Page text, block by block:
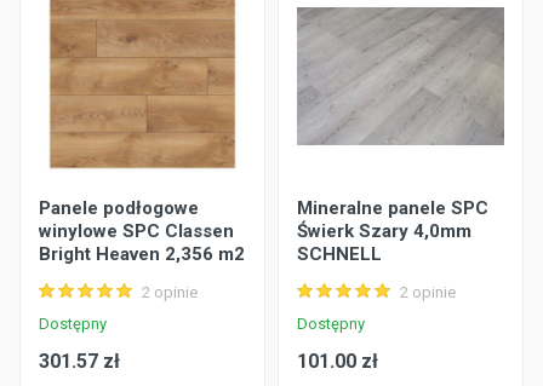
Panele podłogowe
winylowe SPC Classen
Bright Heaven 2,356 m2
2 opinie
Dostępny
301.57 zł
Mineralne panele SPC
Świerk Szary 4,0mm
SCHNELL
2 opinie
Dostępny
101.00 zł